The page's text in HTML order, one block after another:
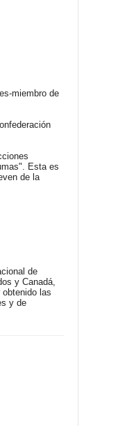
miembro de
Esta es
de la
de
y Canadá,
las
y de